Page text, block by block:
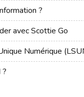
?
avec Scottie Go
Numérique
?